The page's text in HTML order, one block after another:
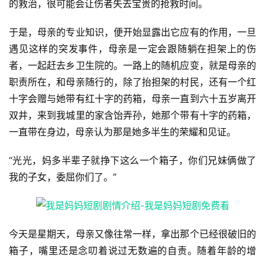
速
递
博
主
星
🎬
剧
的救治，很可能会让伤者失去宝贵的抢救时间。
于是，母亲的专业知识，便开始显露出它应有的作用，一旦
遇见这样的突发事件，母亲是一定会跟随躺在担架上的伤
者，一起赶去乡卫生院的。一路上的随机应变，就是母亲的
职责所在，和母亲随行的，除了抬担架的村民，还有一个红
十字会赠与她带有红十字的药箱，母亲一直到六十五岁离开
双井，来到我城里的家含饴弄孙，她那个带有十字的药箱，
一直带在身边，母亲认为那是她多半生的荣耀和见证。
“光光，妈多半辈子就挣下这么一个箱子，你们兄妹俩做了
我的子女，委屈你们了。”
今天是星期天，母亲又像往常一样，拿出那个已经很破旧的
箱子，嘴里还是念叨着说过无数遍的自责。随着年龄的增